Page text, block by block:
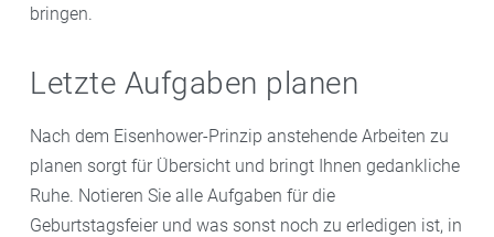
bringen.
Letzte Aufgaben planen
Nach dem Eisenhower-Prinzip anstehende Arbeiten zu
planen sorgt für Übersicht und bringt Ihnen gedankliche
Ruhe. Notieren Sie alle Aufgaben für die
Geburtstagsfeier und was sonst noch zu erledigen ist, in